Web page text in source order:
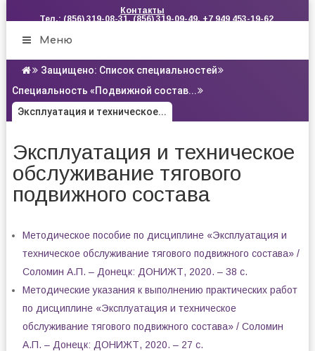
Контакты
Тел.: (856) 319-08-31, (856) 319-09-49, +7 949 453-19-62
Меню
Защищено: Список специальностей
Специальность «Подвижной состав...
Эксплуатация и техническое...
Эксплуатация и техническое
обслуживание тягового
подвижного состава
Методическое пособие по дисциплине «Эксплуатация и
техническое обслуживание тягового подвижного состава» /
Соломин А.П. – Донецк: ДОНИЖТ, 2020. – 38 с.
Методические указания к выполнению практических работ
по дисциплине «Эксплуатация и техническое
обслуживание тягового подвижного состава» / Соломин
А.П. – Донецк: ДОНИЖТ, 2020. – 27 с.